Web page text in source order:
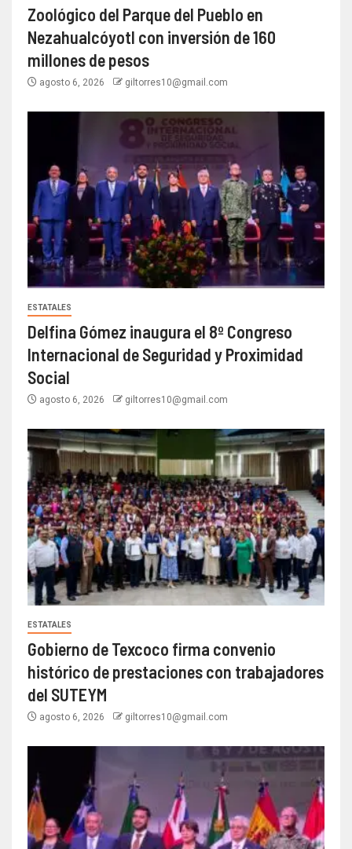
Zoológico del Parque del Pueblo en
Nezahualcóyotl con inversión de 160
millones de pesos
agosto 6, 2026 giltorres10@gmail.com
ESTATALES
Delfina Gómez inaugura el 8º Congreso
Internacional de Seguridad y Proximidad
Social
agosto 6, 2026 giltorres10@gmail.com
ESTATALES
Gobierno de Texcoco firma convenio
histórico de prestaciones con trabajadores
del SUTEYM
agosto 6, 2026 giltorres10@gmail.com